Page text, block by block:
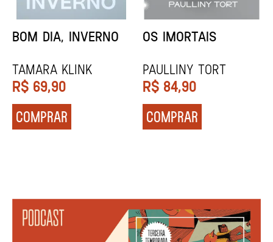
ORIXÁS
REGINALDO PRANDI
R$ 79,90
COMPRAR
ORAÇÃO PARA
Socorro Acioli
R$ 74,90
COMPRAR